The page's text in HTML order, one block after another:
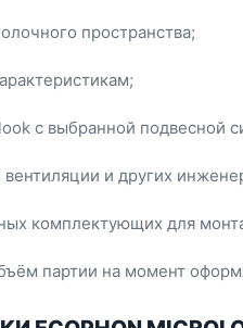
пространства;
с выбранной подвесной
и других
комплектующих для
партии на момент